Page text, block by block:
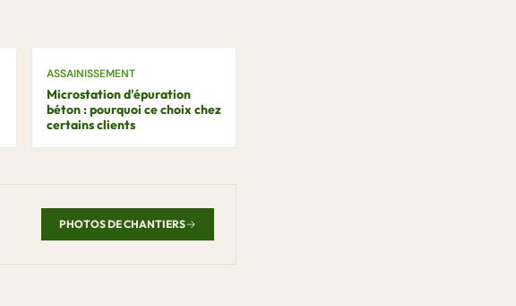
ASSAINISSEMENT
Microstation d'épuration
béton : pourquoi ce choix chez
certains clients
PHOTOS DE CHANTIERS